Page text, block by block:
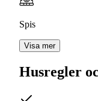
Spis
Visa mer
Husregler